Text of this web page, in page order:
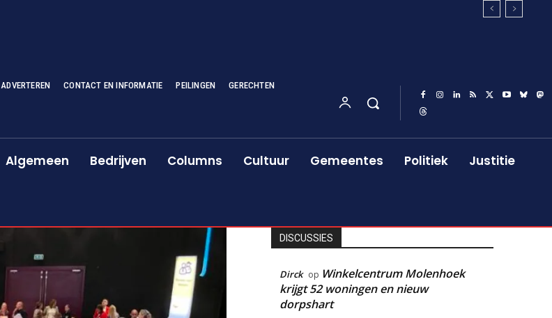
ADVERTEREN CONTACT EN INFORMATIE PEILINGEN GERECHTEN
Algemeen Bedrijven Columns Cultuur Gemeentes Politiek Justitie
DISCUSSIES
Dirck op Winkelcentrum Molenhoek
krijgt 52 woningen en nieuw
dorpshart